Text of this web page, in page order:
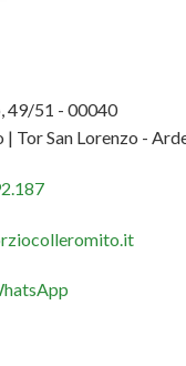
49/51 - 00040
San Lorenzo -